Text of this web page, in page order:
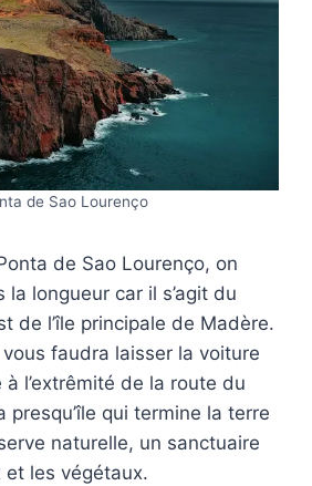
de Sao Lourenço
de Sao Lourenço, on
la longueur car il s’agit du
de l’île principale de Madère.
faudra laisser la voiture
l’extrêmité de la route du
presqu’île qui termine la terre
naturelle, un sanctuaire
et les végétaux.